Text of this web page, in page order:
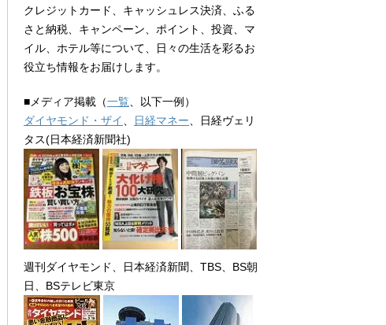
クレジットカード、キャッシュレス決済、ふる
さと納税、キャンペーン、ポイント、投資、マ
イル、ホテル等について、日々の生活を彩るお
役立ち情報をお届けします。
■メディア掲載（一覧 、以下一例）
ダイヤモンド・ザイ
日経マネー 、日経ヴェリ
タス(日本経済新聞社)
週刊ダイヤモンド、日本経済新聞、TBS、BS朝
日、BSテレビ東京